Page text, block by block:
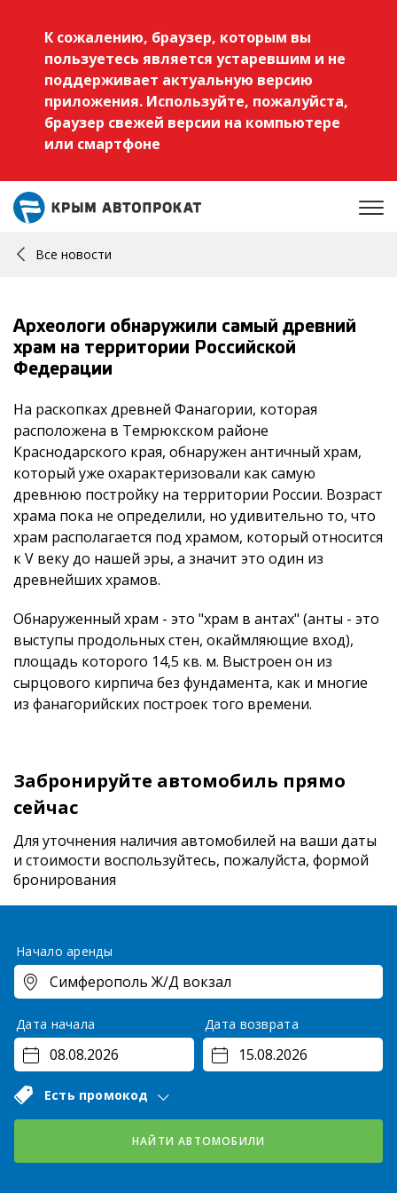
К сожалению, браузер, которым вы
пользуетесь является устаревшим и не
поддерживает актуальную версию
приложения. Используйте, пожалуйста,
браузер свежей версии на компьютере
или смартфоне
Все новости
Археологи обнаружили самый древний
храм на территории Российской
Федерации
На раскопках древней Фанагории, которая
расположена в Темрюкском районе
Краснодарского края, обнаружен античный храм,
который уже охарактеризовали как самую
древнюю постройку на территории России. Возраст
храма пока не определили, но удивительно то, что
храм располагается под храмом, который относится
к V веку до нашей эры, а значит это один из
древнейших храмов.
Обнаруженный храм - это "храм в антах" (анты - это
выступы продольных стен, окаймляющие вход),
площадь которого 14,5 кв. м. Выстроен он из
сырцового кирпича без фундамента, как и многие
из фанагорийских построек того времени.
Забронируйте автомобиль прямо
сейчас
Для уточнения наличия автомобилей на ваши даты
и стоимости воспользуйтесь, пожалуйста, формой
бронирования
Начало аренды
Дата начала Дата возврата
Есть промокод
НАЙТИ АВТОМОБИЛИ